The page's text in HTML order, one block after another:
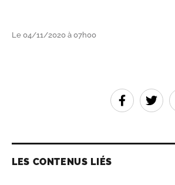
Le 04/11/2020 à 07h00
LES CONTENUS LIÉS